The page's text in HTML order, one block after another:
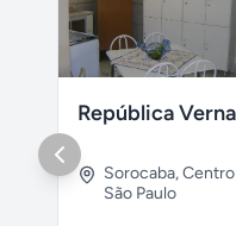
Sorocaba,Centro
São Paulo